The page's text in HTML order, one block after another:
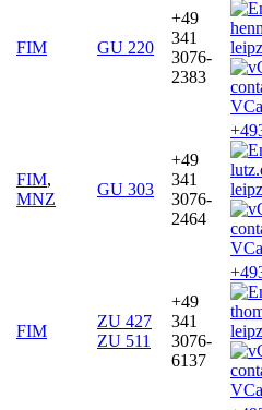
FIM GU 220
+49
341
3076-
2383
FIM,
MNZ
GU 303
+49
341
3076-
2464
FIM
ZU 427
ZU 511
+49
341
3076-
6137